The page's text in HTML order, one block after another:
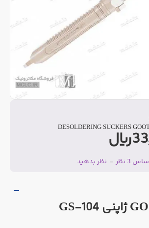
3 نظر - نظر بدهید
DESOLDERING SUCKERS